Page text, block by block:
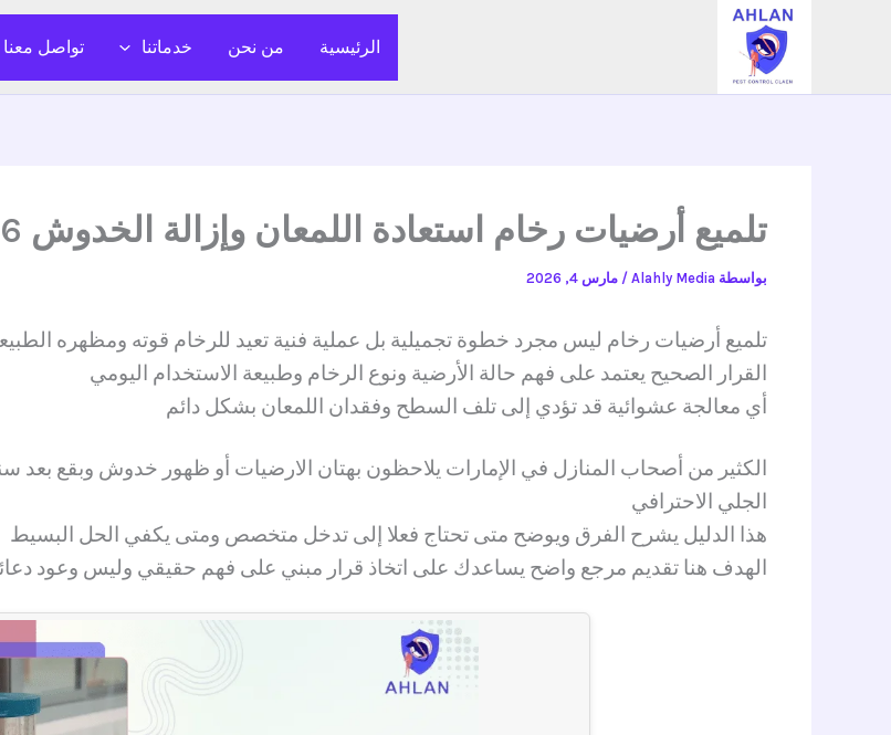
الرئيسية من نحن خدماتنا تواصل معنا
تلميع أرضيات رخام استعادة اللمعان وإزالة الخدوش 0526627736
بواسطة Alahly Media
/ مارس 4, 2026
تلميع أرضيات رخام ليس مجرد خطوة تجميلية بل عملية فنية تعيد للرخام قوته ومظهره
القرار الصحيح يعتمد على فهم حالة الأرضية ونوع الرخام وطبيعة الاستخدام اليومي
أي معالجة عشوائية قد تؤدي إلى تلف السطح وفقدان اللمعان بشكل دائم
الكثير من أصحاب المنازل في الإمارات يلاحظون بهتان الارضيات أو ظهور خدوش وبقع بعد
الجلي الاحترافي
هذا الدليل يشرح الفرق ويوضح متى تحتاج فعلا إلى تدخل متخصص ومتى يكفي الحل البسيط
الهدف هنا تقديم مرجع واضح يساعدك على اتخاذ قرار مبني على فهم حقيقي وليس وعود